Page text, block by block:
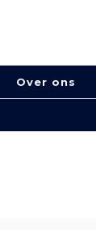
Over ons